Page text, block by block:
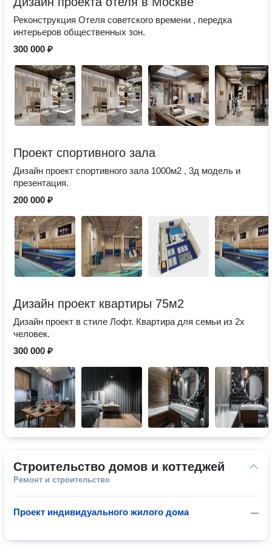
Реконструкция Отеля советского времени , передка
интерьеров общественных зон.
300 000 ₽
Проект спортивного зала
Дизайн проект спортивного зала 1000м2 , 3д модель и
презентация.
200 000 ₽
Дизайн проект квартиры 75м2
Дизайн проект в стиле Лофт. Квартира для семьи из 2х
человек.
300 000 ₽
Строительство домов и коттеджей
Ремонт и строительство
—
Проект индивидуального жилого дома